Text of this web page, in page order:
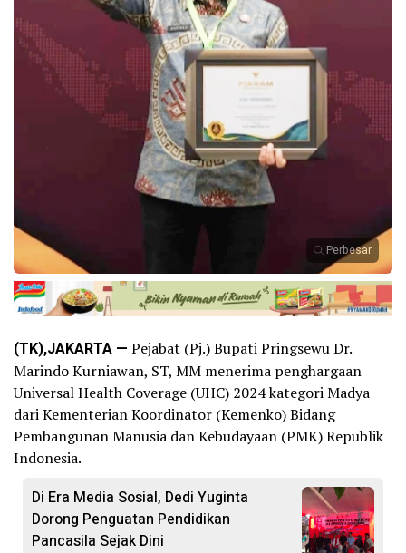
Perbesar
(TK),JAKARTA — Pejabat (Pj.) Bupati Pringsewu Dr.
Marindo Kurniawan, ST, MM menerima penghargaan
Universal Health Coverage (UHC) 2024 kategori Madya
dari Kementerian Koordinator (Kemenko) Bidang
Pembangunan Manusia dan Kebudayaan (PMK) Republik
Indonesia.
Di Era Media Sosial, Dedi Yuginta
Dorong Penguatan Pendidikan
Pancasila Sejak Dini